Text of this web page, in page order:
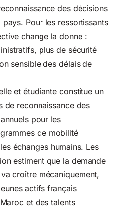
des décisions
Pour les ressortissants
change la donne :
plus de sécurité
sensible des délais de
et étudiante constitue un
de reconnaissance des
pour les
de mobilité
échanges humains. Les
estiment que la demande
croître mécaniquement,
actifs français
et des talents